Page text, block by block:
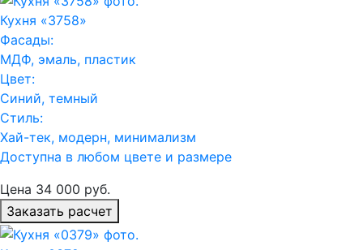
Кухня «3758»
Фасады:
МДФ, эмаль, пластик
Цвет:
Синий, темный
Стиль:
Хай-тек, модерн, минимализм
Доступна в любом цвете и размере
Цена 34 000 руб.
Заказать расчет